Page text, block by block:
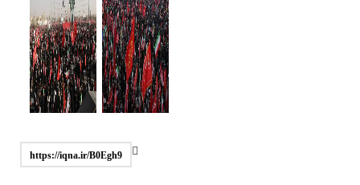
https://iqna.ir/B0Egh9